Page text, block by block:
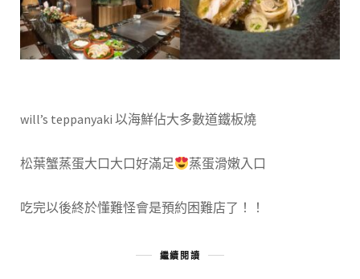
will’s teppanyaki 以海鮮佔大多數道鐵板燒
松葉蟹蒸蛋大口大口好滿足 蒸蛋滑嫩入口
吃完以後終於懂難怪會是預約困難店了！！
繼續閱讀